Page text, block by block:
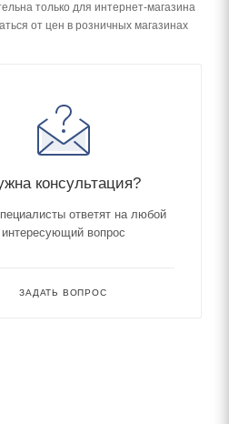
только для интернет-магазина
от цен в розничных магазинах
консультация?
ответят на любой
интересующий вопрос
ЗАДАТЬ ВОПРОС